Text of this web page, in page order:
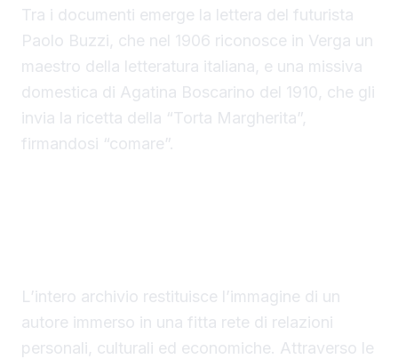
Tra i documenti emerge la lettera del futurista
Paolo Buzzi, che nel 1906 riconosce in Verga un
maestro della letteratura italiana, e una missiva
domestica di Agatina Boscarino del 1910, che gli
invia la ricetta della “Torta Margherita”,
firmandosi “comare”.
L’intero archivio restituisce l’immagine di un
autore immerso in una fitta rete di relazioni
personali, culturali ed economiche. Attraverso le